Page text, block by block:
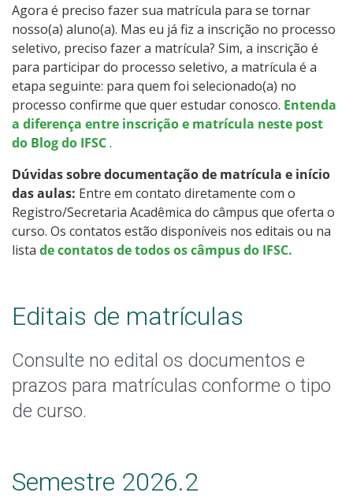
Educação a Distância
Todos os Cursos
Processo de Inscrição
Resultados
Resultados Vagas Remanescentes
Calendário de inscrições
Cotas
Vagas Ociosas
Agora é preciso fazer sua matrícula para se tornar
nosso(a) aluno(a). Mas eu já fiz a inscrição no processo
seletivo, preciso fazer a matrícula? Sim, a inscrição é
para participar do processo seletivo, a matrícula é a
etapa seguinte: para quem foi selecionado(a) no
processo confirme que quer estudar conosco. Entenda
a diferença entre inscrição e matrícula neste post
do Blog do IFSC.
Dúvidas sobre documentação de matrícula e início
das aulas: Entre em contato diretamente com o
Registro/Secretaria Acadêmica do câmpus que oferta o
curso. Os contatos estão disponíveis nos editais ou na
lista de contatos de todos os câmpus do IFSC.
Editais de matrículas
Consulte no edital os documentos e
prazos para matrículas conforme o tipo
de curso.
Semestre 2026.2